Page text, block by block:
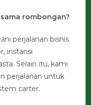
rombongan?
perjalanan bisnis
instansi
Selain itu, kami
perjalanan untuk
carter.